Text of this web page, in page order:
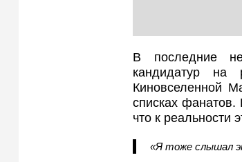
В последние
кандидатур на
Киновселенной
списках фанатов.
что к реальности
«Я тоже слышал